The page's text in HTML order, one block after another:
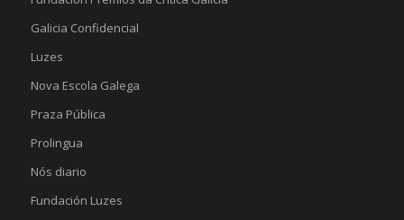
Galicia Confidencial
Luzes
Nova Escola Galega
Praza Pública
Prolingua
Nós diario
Fundación Luzes